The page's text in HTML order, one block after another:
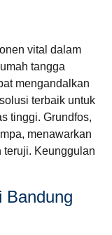
vital dalam
tangga
mengandalkan
terbaik untuk
tinggi. Grundfos,
menawarkan
teruji. Keunggulan
Bandung